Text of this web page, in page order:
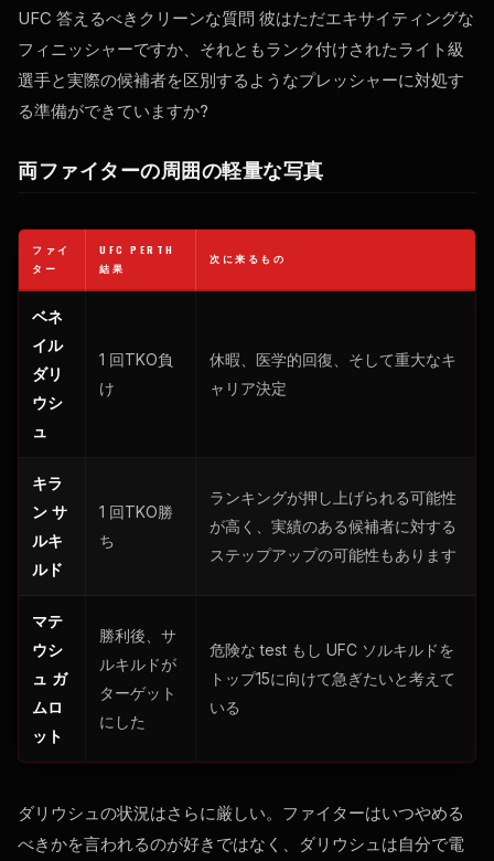
UFC 答えるべきクリーンな質問 彼はただエキサイティングな
フィニッシャーですか、それともランク付けされたライト級
選手と実際の候補者を区別するようなプレッシャーに対処す
る準備ができていますか?
両ファイターの周囲の軽量な写真
ファイ
ター
UFC PERTH
結果
次に来るもの
ベネ
イル
ダリ
ウシ
ュ
1 回TKO負
け
休暇、医学的回復、そして重大なキ
ャリア決定
キラ
ン サ
ルキ
ルド
1 回TKO勝
ち
ランキングが押し上げられる可能性
が高く、実績のある候補者に対する
ステップアップの可能性もあります
マテ
ウシ
ュ ガ
ムロ
ット
勝利後、サ
ルキルドが
ターゲット
にした
危険なtest もし UFC ソルキルドを
トップ15に向けて急ぎたいと考えて
いる
ダリウシュの状況はさらに厳しい。ファイターはいつやめる
べきかを言われるのが好きではなく、ダリウシュは自分で電